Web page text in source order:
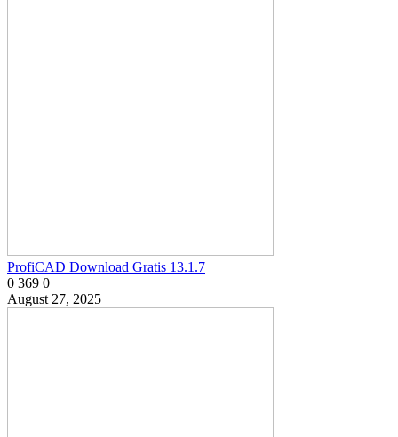
ProfiCAD Download Gratis 13.1.7
0 369 0
August 27, 2025